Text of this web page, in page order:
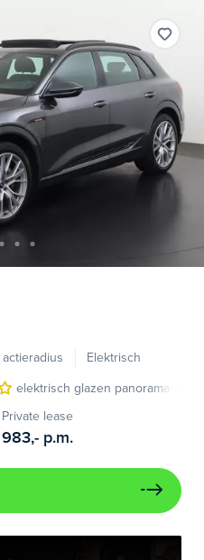
Elektrisch
elektrisch glazen panorama-dak
Private lease
983,- p.m.